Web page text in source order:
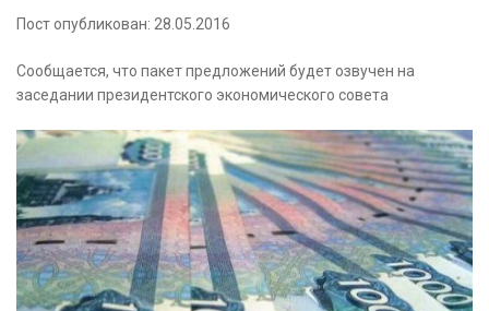
Пост опубликован: 28.05.2016
Сообщается, что пакет предложений будет озвучен на
заседании президентского экономического совета